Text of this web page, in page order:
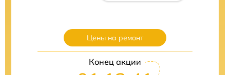
Цены на ремонт
Конец акции